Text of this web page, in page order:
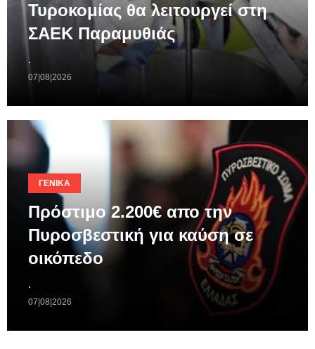
Τυροκομίας θα λειτουργεί στη
ΣΑΕΚ Παραμυθιάς
.
07|08|2026
ΓΕΝΙΚΆ
Πρόστιμο 2.200€ απο την
Πυροσβεστική για καύση σε
οικόπεδο
.
07|08|2026